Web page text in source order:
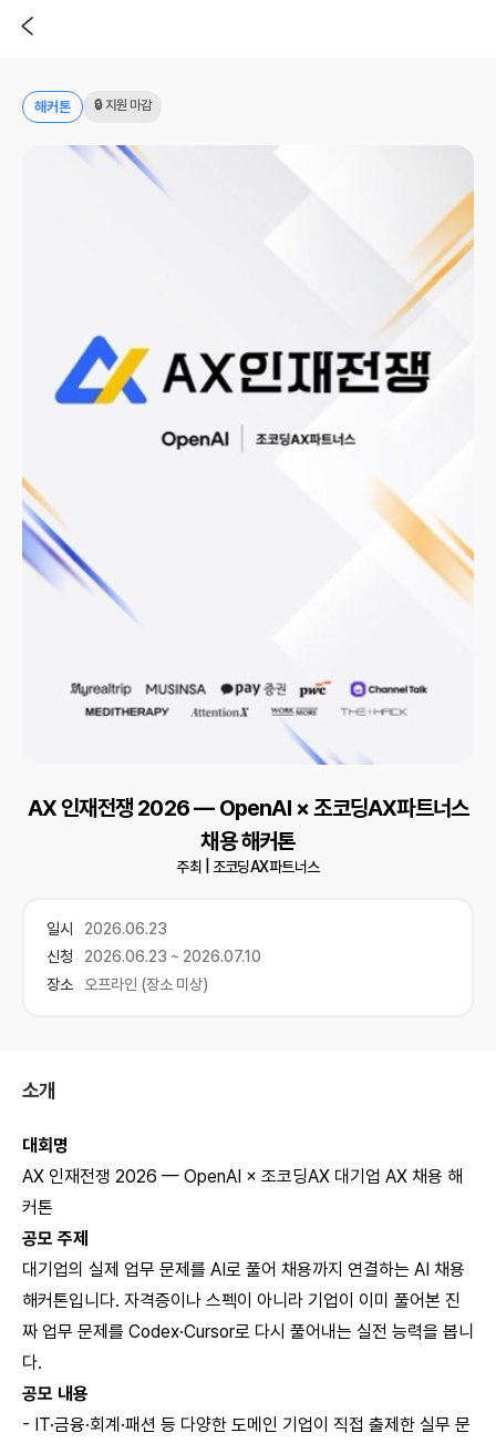
해커톤 🔒 지원 마감
AX 인재전쟁 2026 — OpenAI × 조코딩AX파트너스
채용 해커톤
주최 | 조코딩AX파트너스
일시
2026.06.23
신청
2026.06.23 ~ 2026.07.10
장소
오프라인 (장소 미상)
소개
대회명
AX 인재전쟁 2026 — OpenAI × 조코딩AX 대기업 AX 채용 해
커톤
공모 주제
대기업의 실제 업무 문제를 AI로 풀어 채용까지 연결하는 AI 채용
해커톤입니다. 자격증이나 스펙이 아니라 기업이 이미 풀어본 진
짜 업무 문제를 Codex·Cursor로 다시 풀어내는 실전 능력을 봅니
다.
공모 내용
- IT·금융·회계·패션 등 다양한 도메인 기업이 직접 출제한 실무 문